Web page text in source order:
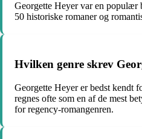
Georgette Heyer var en populær
50 historiske romaner og
Hvilken genre skrev
Georgette Heyer er bedst kendt
regnes ofte som en af de mest
for regency-romangenren.